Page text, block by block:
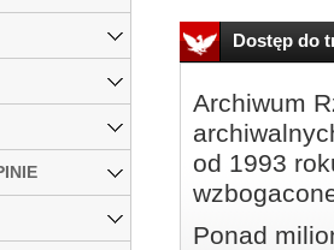
Dostęp do
Archiwum
od 1993
Ponad